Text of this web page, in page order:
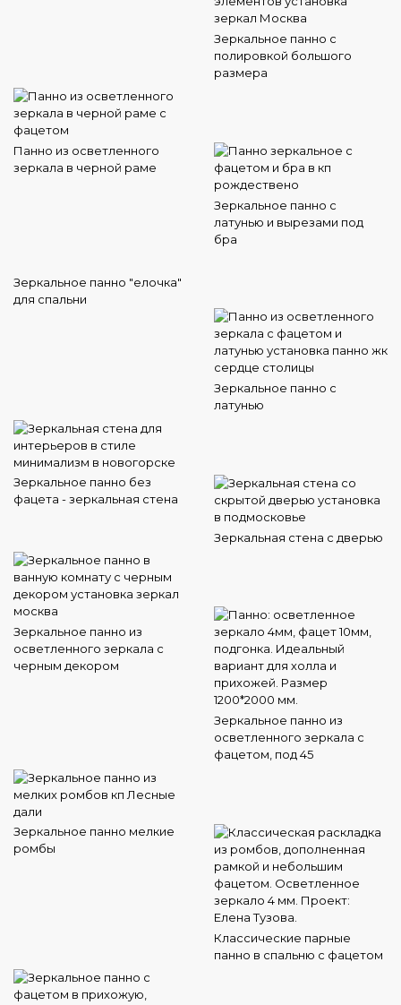
Зеркальное панно с
полировкой большого
размера
Панно из осветленного
зеркала в черной раме
Зеркальное панно с
латунью и вырезами под
бра
Зеркальное панно "елочка"
для спальни
Зеркальное панно с
латунью
Зеркальное панно без
фацета - зеркальная стена
Зеркальная стена с дверью
Зеркальное панно из
осветленного зеркала с
черным декором
Зеркальное панно из
осветленного зеркала с
фацетом, под 45
Зеркальное панно мелкие
ромбы
Классические парные
панно в спальню с фацетом